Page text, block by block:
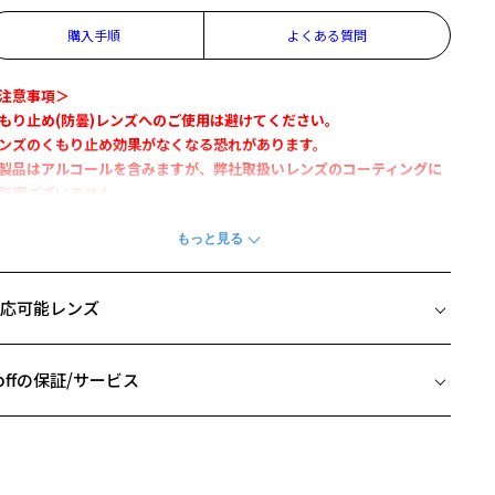
購入手順 よくある質問
意事項＞
り止め(防曇)レンズへのご使用は避けてください。
ズのくもり止め効果がなくなる恐れがあります。
品はアルコールを含みますが、弊社取扱いレンズのコーティングに
響ございません。
含)記載のお届け予定日の目安より7～10日前後のお時間をいただく場
に便利なコンパクトサイズのくもり止めスプレー。
ズにスプレーした後、軽く拭きあげてください。
り止めスプレーの使い方を詳しくみる
可能レンズ
フレームとレンズの合計料金を知りたい方へ
の保証/サービス